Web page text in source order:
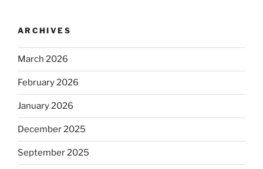
ARCHIVES
March 2026
February 2026
January 2026
December 2025
September 2025